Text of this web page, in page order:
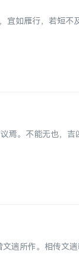
宜如雁行，若短不
焉。不能无也，吉
遄所作。相传文